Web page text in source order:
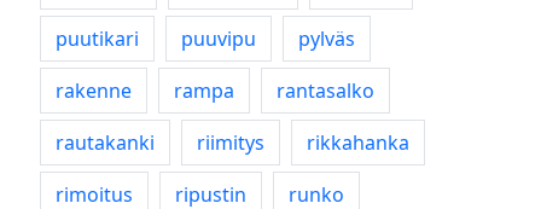
puutikari
puuvipu
pylväs
rakenne
rampa
rantasalko
rautakanki
riimitys
rikkahanka
rimoitus
ripustin
runko